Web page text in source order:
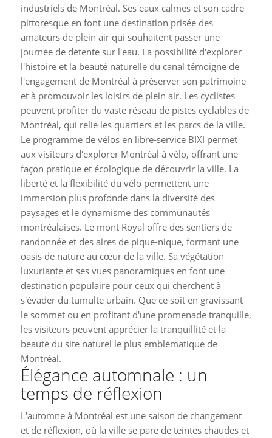
industriels de Montréal. Ses eaux calmes et son cadre
pittoresque en font une destination prisée des
amateurs de plein air qui souhaitent passer une
journée de détente sur l'eau. La possibilité d'explorer
l'histoire et la beauté naturelle du canal témoigne de
l'engagement de Montréal à préserver son patrimoine
et à promouvoir les loisirs de plein air. Les cyclistes
peuvent profiter du vaste réseau de pistes cyclables de
Montréal, qui relie les quartiers et les parcs de la ville.
Le programme de vélos en libre-service BIXI permet
aux visiteurs d'explorer Montréal à vélo, offrant une
façon pratique et écologique de découvrir la ville. La
liberté et la flexibilité du vélo permettent une
immersion plus profonde dans la diversité des
paysages et le dynamisme des communautés
montréalaises. Le mont Royal offre des sentiers de
randonnée et des aires de pique-nique, formant une
oasis de nature au cœur de la ville. Sa végétation
luxuriante et ses vues panoramiques en font une
destination populaire pour ceux qui cherchent à
s'évader du tumulte urbain. Que ce soit en gravissant
le sommet ou en profitant d'une promenade tranquille,
les visiteurs peuvent apprécier la tranquillité et la
beauté du site naturel le plus emblématique de
Montréal.
Élégance automnale : un
temps de réflexion
L'automne à Montréal est une saison de changement
et de réflexion, où la ville se pare de teintes chaudes et